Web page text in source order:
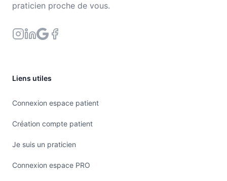
praticien proche de vous.
Liens utiles
Connexion espace patient
Création compte patient
Je suis un praticien
Connexion espace PRO